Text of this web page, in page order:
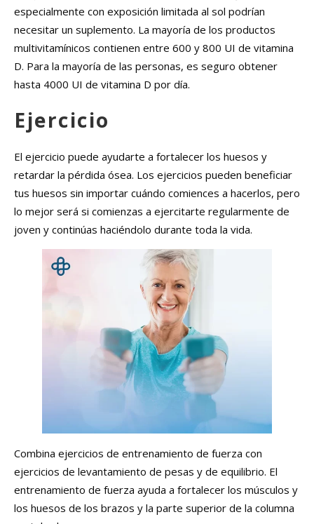
especialmente con exposición limitada al sol podrían
necesitar un suplemento. La mayoría de los productos
multivitamínicos contienen entre 600 y 800 UI de vitamina
D. Para la mayoría de las personas, es seguro obtener
hasta 4000 UI de vitamina D por día.
Ejercicio
El ejercicio puede ayudarte a fortalecer los huesos y
retardar la pérdida ósea. Los ejercicios pueden beneficiar
tus huesos sin importar cuándo comiences a hacerlos, pero
lo mejor será si comienzas a ejercitarte regularmente de
joven y continúas haciéndolo durante toda la vida.
Combina ejercicios de entrenamiento de fuerza con
ejercicios de levantamiento de pesas y de equilibrio. El
entrenamiento de fuerza ayuda a fortalecer los músculos y
los huesos de los brazos y la parte superior de la columna